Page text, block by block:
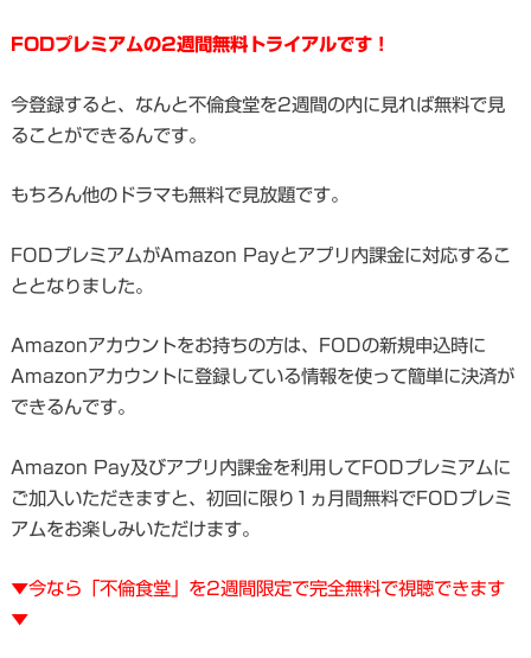
FODプレミアムの2週間無料トライアルです！
今登録すると、なんと不倫食堂を2週間の内に見れば無料で見
ることができるんです。
もちろん他のドラマも無料で見放題です。
FODプレミアムがAmazon Payとアプリ内課金に対応するこ
ととなりました。
Amazonアカウントをお持ちの方は、FODの新規申込時に
Amazonアカウントに登録している情報を使って簡単に決済が
できるんです。
Amazon Pay及びアプリ内課金を利用してFODプレミアムに
ご加入いただきますと、初回に限り1ヵ月間無料でFODプレミ
アムをお楽しみいただけます。
▼今なら「不倫食堂」を2週間限定で完全無料で視聴できます
▼